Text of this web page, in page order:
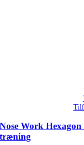
Nose Work
træning